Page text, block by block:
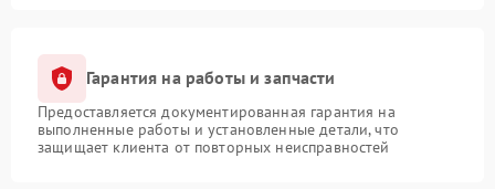
Гарантия на работы и запчасти
Предоставляется документированная гарантия на
выполненные работы и установленные детали, что
защищает клиента от повторных неисправностей